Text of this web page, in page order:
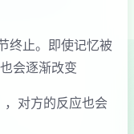
终止。即使记忆被
会逐渐改变
对方的反应也会